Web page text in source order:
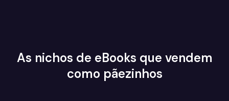
As nichos de eBooks que vendem
como pãezinhos